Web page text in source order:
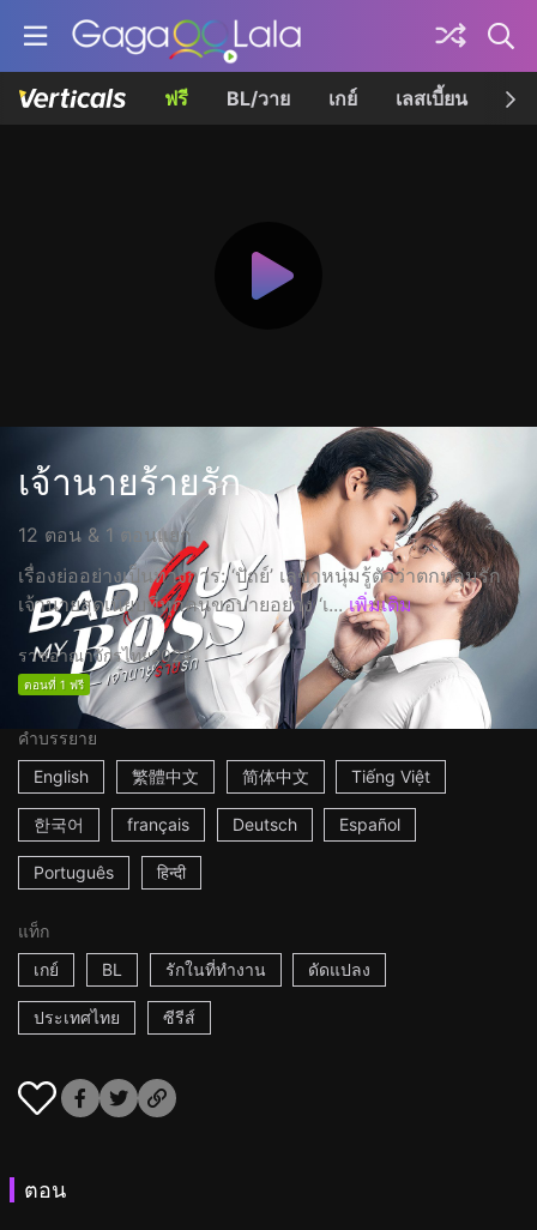
ฟรี BL/วาย เกย์ เลสเบี้ยน เค
เจ้านายร้ายรัก
12 ตอน & 1 ตอนแยก
เรื่องย่ออย่างเป็นทางการ: ‘ปัถย์’ เลขาหนุ่มรู้ตัวว่าตกหลุมรัก
เจ้านายสุดเนี๊ยบที่ทุกคนขอบายอย่าง ‘เ... เพิ่มเติม
ราชอาณาจักรไทย2024
ตอนที่ 1 ฟรี
คำบรรยาย
English
繁體中文 简体中文 Tiếng Việt
한국어 français Deutsch Español
Português हिन्दी
แท็ก
เกย์
BL รักในที่ทำงาน ดัดแปลง
ประเทศไทย ซีรีส์
ตอน